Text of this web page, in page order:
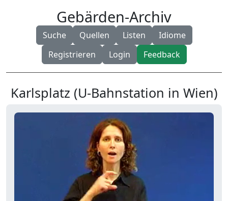
Gebärden-Archiv
Suche Quellen Listen
Idiome
Registrieren
Login Feedback
Karlsplatz (U-Bahnstation in Wien)